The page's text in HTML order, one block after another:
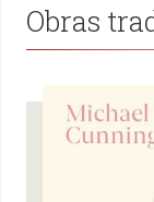
Obras